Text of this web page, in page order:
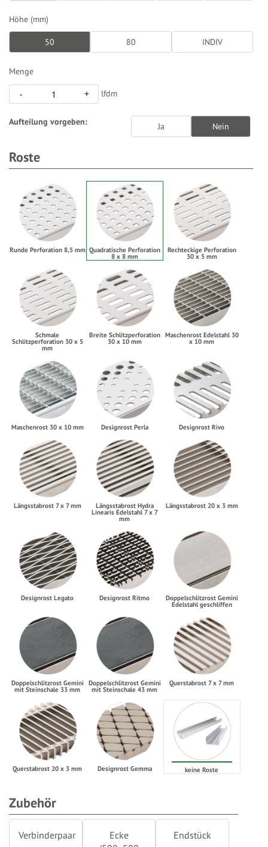
Höhe (mm)
50 80 INDIV
Menge
- + lfdm
Aufteilung vorgeben: Ja Nein
Roste
Runde Perforation 8,5 mm Quadratische Perforation
8 x 8 mm
Rechteckige Perforation
30 x 5 mm
Schmale
Schlitzperforation 30 x 5
mm
Breite Schlitzperforation
30 x 10 mm
Maschenrost Edelstahl 30
x 10 mm
Maschenrost 30 x 10 mm Designrost Perla Designrost Rivo
Längsstabrost 7 x 7 mm Längsstabrost Hydra
Linearis Edelstahl 7 x 7
mm
Längsstabrost 20 x 3 mm
Designrost Legato Designrost Ritmo Doppelschlitzrost Gemini
Edelstahl geschliffen
Doppelschlitzrost Gemini
mit Steinschale 33 mm
Doppelschlitzrost Gemini
mit Steinschale 43 mm
Querstabrost 7 x 7 mm
Querstabrost 20 x 3 mm Designrost Gemma keine Roste
Zubehör
Verbinderpaar
Ecke
Endstück